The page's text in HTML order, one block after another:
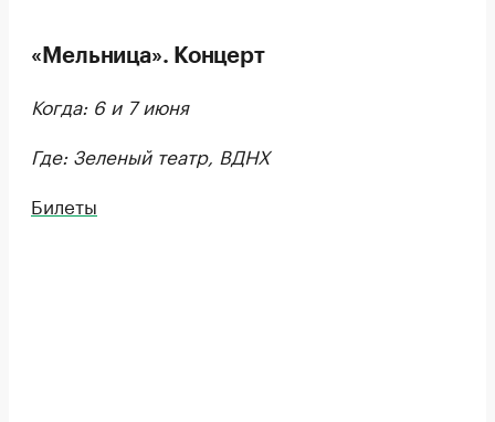
«Мельница». Концерт
Когда: 6 и 7 июня
Где: Зеленый театр, ВДНХ
Билеты